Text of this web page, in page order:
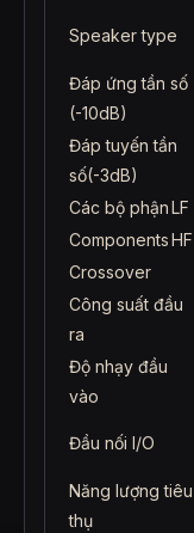
Speaker type
Đáp ứng tần số
(-10dB)
Đáp tuyến tần
số(-3dB)
Các bộ phậnLF
ComponentsHF
Crossover
Công suất đầu
ra
Độ nhạy đầu
vào
Đầu nối I/O
Năng lượng tiêu
thụ